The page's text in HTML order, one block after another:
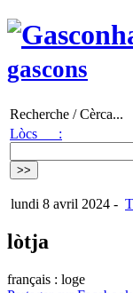
gascons
Recherche / Cèrca...
Lòcs :
lundi 8 avril 2024 -
lòtja
français : loge